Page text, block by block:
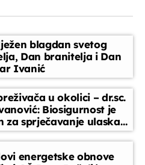
blagdan svetog
Dan branitelja i Dan
Ivanić
u okolici – dr.sc.
Biosigurnost je
za sprječavanje ulaska
energetske obnove